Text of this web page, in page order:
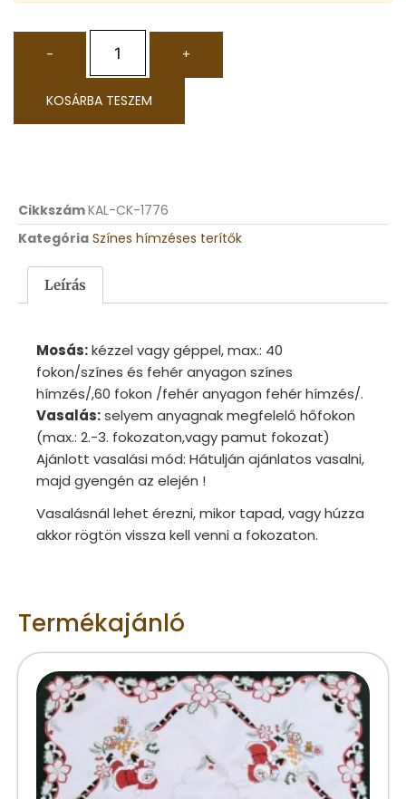
- +
KOSÁRBA TESZEM
CikkszámKAL-CK-1776
Kategória Színes hímzéses terítők
Leírás
Mosás:kézzel vagy géppel, max.: 40
fokon/színes és fehér anyagon színes
hímzés/,60 fokon /fehér anyagon fehér hímzés/.
Vasalás:selyem anyagnak megfelelő hőfokon
(max.: 2.-3. fokozaton,vagy pamut fokozat)
Ajánlott vasalási mód: Hátulján ajánlatos vasalni,
majd gyengén az elején !
Vasalásnál lehet érezni, mikor tapad, vagy húzza
akkor rögtön vissza kell venni a fokozaton.
Termékajánló